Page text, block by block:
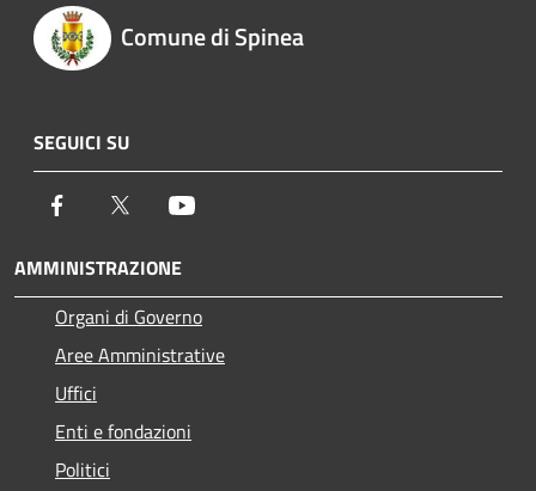
Comune di Spinea
SEGUICI SU
Facebook Twitter
AMMINISTRAZIONE
Organi di Governo
Aree Amministrative
Uffici
Enti e fondazioni
Politici